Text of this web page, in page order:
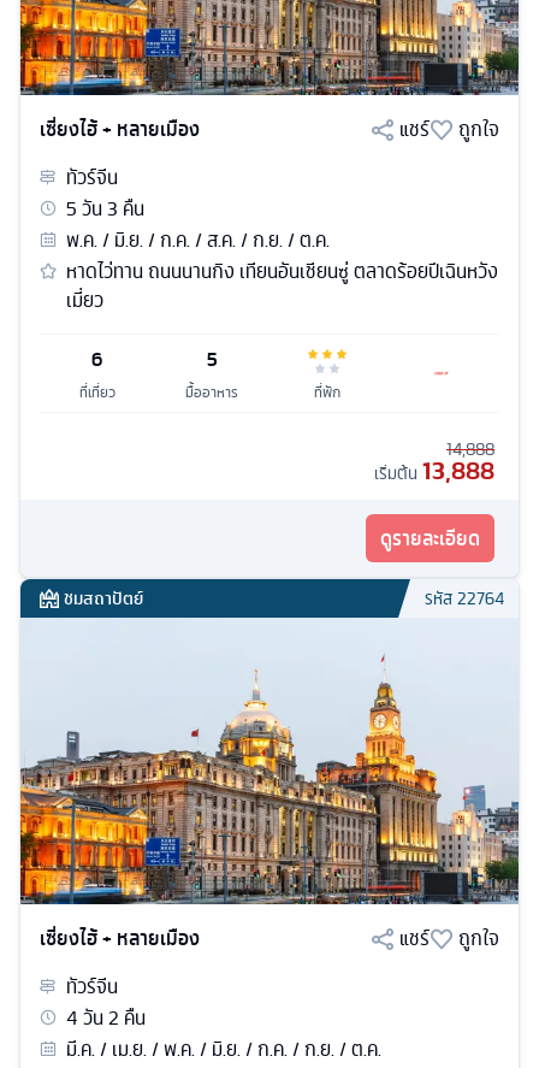
เซี่ยงไฮ้ + หลายเมือง แชร์
ถูกใจ
ทัวร์จีน
5วัน3 คืน
พ.ค. / มิ.ย. / ก.ค. / ส.ค. / ก.ย. / ต.ค.
หาดไว่ทาน ถนนนานกิง เทียนอันเชียนซู่ ตลาดร้อยปีเฉินหวัง
เมี่ยว
6
ที่เที่ยว
5
มื้ออาหาร ที่พัก
14,888
เริ่มต้น 13,888
ดูรายละเอียด
ชมสถาปัตย์ รหัส22764
เซี่ยงไฮ้ + หลายเมือง แชร์
ถูกใจ
ทัวร์จีน
4วัน2 คืน
มี.ค. / เม.ย. / พ.ค. / มิ.ย. / ก.ค. / ก.ย. / ต.ค.